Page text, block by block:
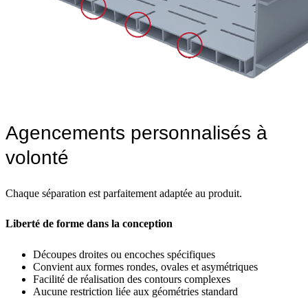
Agencements personnalisés à
volonté
Chaque séparation est parfaitement adaptée au produit.
Liberté de forme dans la conception
Découpes droites ou encoches spécifiques
Convient aux formes rondes, ovales et asymétriques
Facilité de réalisation des contours complexes
Aucune restriction liée aux géométries standard